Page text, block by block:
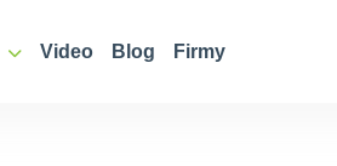
Video Blog Firmy